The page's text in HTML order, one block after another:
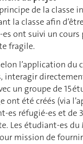
de la classe
la classe afin
ont suivi un
fragile.
l’application
interagir
un groupe de 15
ont été créés (via
es réfugié-es et
Les étudiant-es
mission de